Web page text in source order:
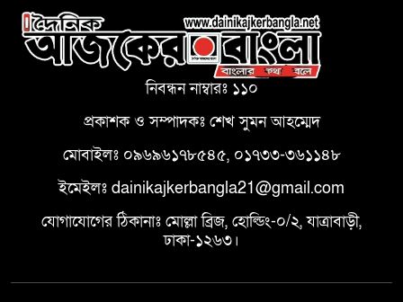
বর্তমান সংসদের দিকে তাকিয়ে আছে
দেশের ১৮ কোটি মানুষ: ভারপ্রাপ্ত স্পিকার
Saturday, 1 August, 2026
হু হু করে বাড়ছে কাঁচামরিচের দাম
Saturday, 1 August, 2026
‘গণতন্ত্র মা দিবস-২০২৬’ উপলক্ষে
নিবন্ধন নাম্বারঃ ১১০
প্রকাশক ও সম্পাদকঃ শেখ সুমন আহম্মেদ
মোবাইলঃ ০৯৬৯৬১৭৮৫৪৫, ০১৭৩৩-৩৬১১৪৮
ইমেইলঃ dainikajkerbangla21@gmail.com
যোগাযোগের ঠিকানাঃ মোল্লা ব্রিজ, হোল্ডিং-০/২, যাত্রাবাড়ী,
ঢাকা-১২৬৩।